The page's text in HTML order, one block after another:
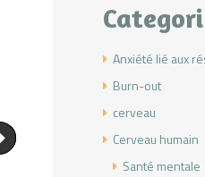
logo2-3-1
Anxiété lié aux
Burn-out
cerveau
Cerveau humain
Santé mentale